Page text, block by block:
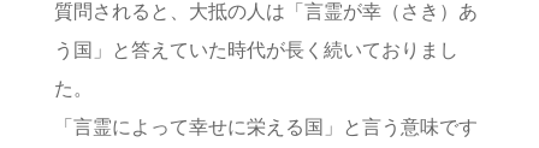
質問されると、大抵の人は「言霊が幸（さき）あ
う国」と答えていた時代が長く続いておりまし
た。
「言霊によって幸せに栄える国」と言う意味です